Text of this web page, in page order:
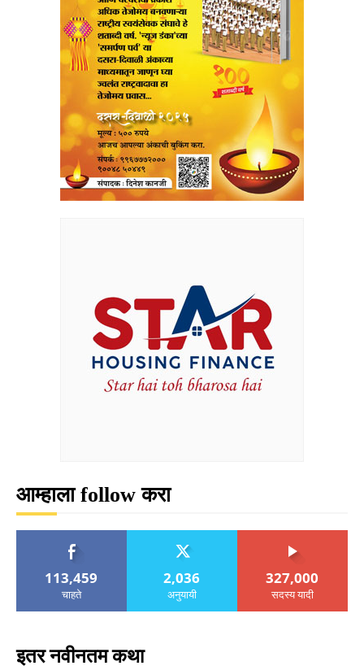
आम्हाला follow करा
113,459
चाहते
2,036
अनुयायी
327,000
सदस्य यादी
इतर नवीनतम कथा